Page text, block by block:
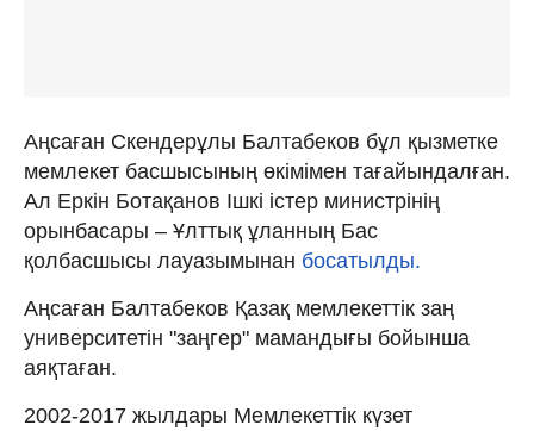
Аңсаған Скендерұлы Балтабеков бұл қызметке
мемлекет басшысының өкімімен тағайындалған.
Ал Еркін Ботақанов Ішкі істер министрінің
орынбасары – Ұлттық ұланның Бас
қолбасшысы лауазымынан босатылды.
Аңсаған Балтабеков Қазақ мемлекеттік заң
университетін "заңгер" мамандығы бойынша
аяқтаған.
2002-2017 жылдары Мемлекеттік күзет